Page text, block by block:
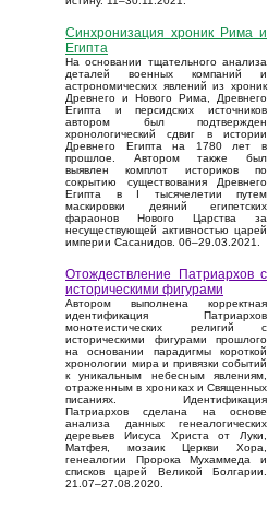
Синхронизация хроник Рима и
Египта
На основании тщательного анализа
деталей военных компаний и
астрономических явлений из хроник
Древнего и Нового Рима, Древнего
Египта и персидских источников
автором был подтвержден
хронологический сдвиг в истории
Древнего Египта на 1780 лет в
прошлое. Автором также был
выявлен комплот историков по
сокрытию существования Древнего
Египта в I тысячелетии путем
маскировки деяний египетских
фараонов Нового Царства за
несуществующей активностью царей
империи Сасанидов. 06–29.03.2021.
Отождествление Патриархов с
историческими фигурами
Автором выполнена корректная
идентификация Патриархов
монотеистических религий с
историческими фигурами прошлого
на основании парадигмы короткой
хронологии мира и привязки событий
к уникальным небесным явлениям,
отраженным в хрониках и Священных
писаниях. Идентификация
Патриархов сделана на основе
анализа данных генеалогических
деревьев Иисуса Христа от Луки,
Матфея, мозаик Церкви Хора,
генеалогии Пророка Мухаммеда и
списков царей Великой Болгарии.
21.07–27.08.2020.